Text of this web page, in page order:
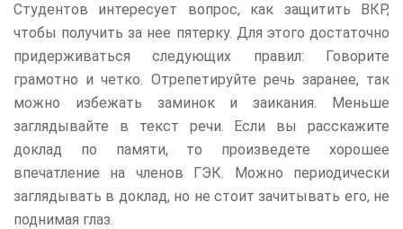
Студентов интересует вопрос, как защитить ВКР,
чтобы получить за нее пятерку. Для этого достаточно
придерживаться следующих правил: Говорите
грамотно и четко. Отрепетируйте речь заранее, так
можно избежать заминок и заикания. Меньше
заглядывайте в текст речи. Если вы расскажите
доклад по памяти, то произведете хорошее
впечатление на членов ГЭК. Можно периодически
заглядывать в доклад, но не стоит зачитывать его, не
поднимая глаз.